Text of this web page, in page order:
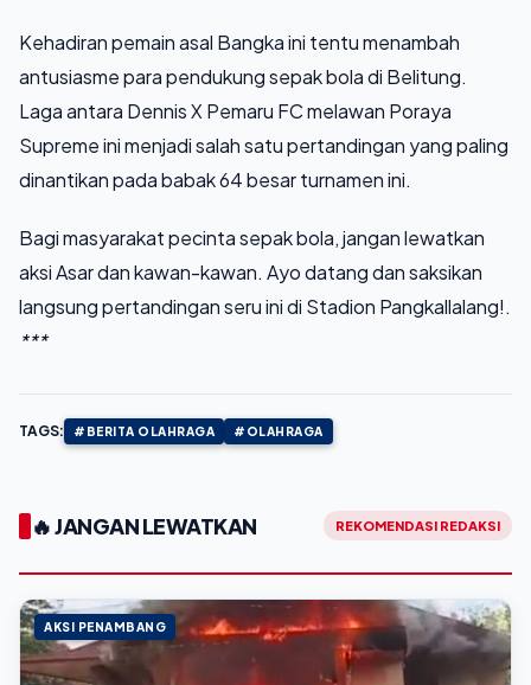
Kehadiran pemain asal Bangka ini tentu menambah
antusiasme para pendukung sepak bola di Belitung.
Laga antara Dennis X Pemaru FC melawan Poraya
Supreme ini menjadi salah satu pertandingan yang paling
dinantikan pada babak 64 besar turnamen ini.
Bagi masyarakat pecinta sepak bola, jangan lewatkan
aksi Asar dan kawan-kawan. Ayo datang dan saksikan
langsung pertandingan seru ini di Stadion Pangkallalang!.
***
TAGS: #BERITA OLAHRAGA #OLAHRAGA
🔥 JANGAN LEWATKAN REKOMENDASI REDAKSI
AKSI PENAMBANG